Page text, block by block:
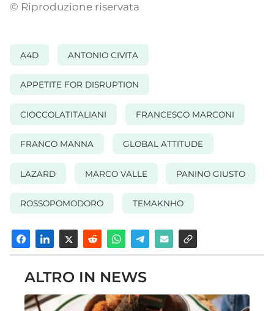
© Riproduzione riservata
A4D ANTONIO CIVITA
APPETITE FOR DISRUPTION
CIOCCOLATITALIANI FRANCESCO MARCONI
FRANCO MANNA GLOBAL ATTITUDE
LAZARD MARCO VALLE PANINO GIUSTO
ROSSOPOMODORO TEMAKNHO
ALTRO IN NEWS